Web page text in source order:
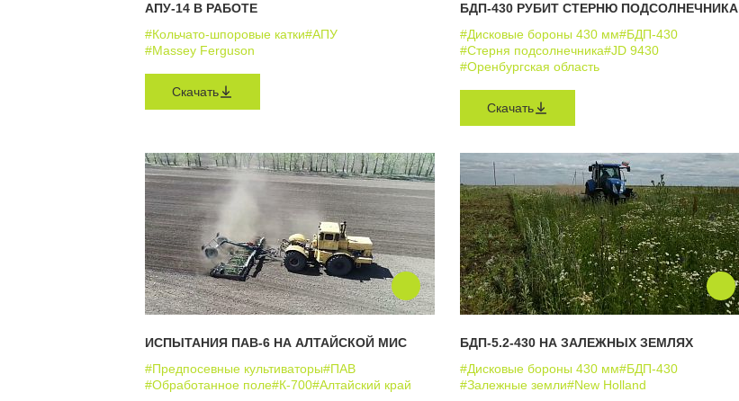
АПУ-14 В РАБОТЕ
#Кольчато-шпоровые катки#АПУ
#Massey Ferguson
Скачать
БДП-430 РУБИТ СТЕРНЮ ПОДСОЛНЕЧНИКА
#Дисковые бороны 430 мм#БДП-430
#Стерня подсолнечника#JD 9430
#Оренбургская область
Скачать
ИСПЫТАНИЯ ПАВ-6 НА АЛТАЙСКОЙ МИС
#Предпосевные культиваторы#ПАВ
#Обработанное поле#К-700#Алтайский край
БДП-5.2-430 НА ЗАЛЕЖНЫХ ЗЕМЛЯХ
#Дисковые бороны 430 мм#БДП-430
#Залежные земли#New Holland